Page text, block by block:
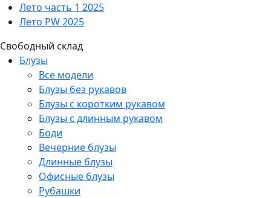
Лето часть 1 2025
Лето PW 2025
Свободный склад
Блузы
Все модели
Блузы без рукавов
Блузы с коротким рукавом
Блузы с длинным рукавом
Боди
Вечерние блузы
Длинные блузы
Офисные блузы
Рубашки